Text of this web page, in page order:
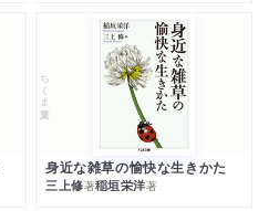
ちくま文庫
身近な雑草の愉快な生きかた
三上修著稲垣栄洋著